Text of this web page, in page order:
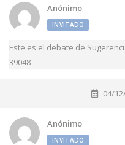
Anónimo
INVITADO
Este es el debate de
39048
04/
Anónimo
INVITADO